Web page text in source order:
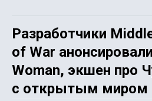
Разработчики
of War
Woman, экшен про
с открытым миром